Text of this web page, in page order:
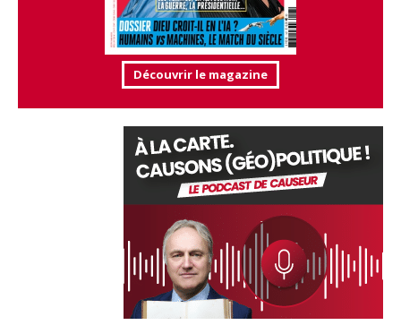
Découvrir le magazine